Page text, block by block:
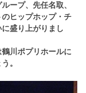
ープ、先任名取、
ヒップホップ・チ
盛り上がりまし
川ポプリホールに
。